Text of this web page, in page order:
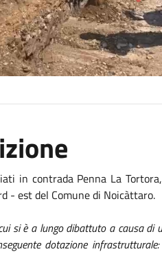
in contrada Penna La
- est del Comune di Noicàttaro.
si è a lungo dibattuto a causa di
dotazione